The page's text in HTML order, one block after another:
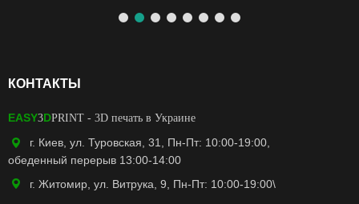
КОНТАКТЫ
EASY3DPRINT - 3D печать в Украине
г. Киев, ул. Туровская, 31, Пн-Пт: 10:00-19:00,
обеденный перерыв 13:00-14:00
г. Житомир, ул. Витрука, 9, Пн-Пт: 10:00-19:00\